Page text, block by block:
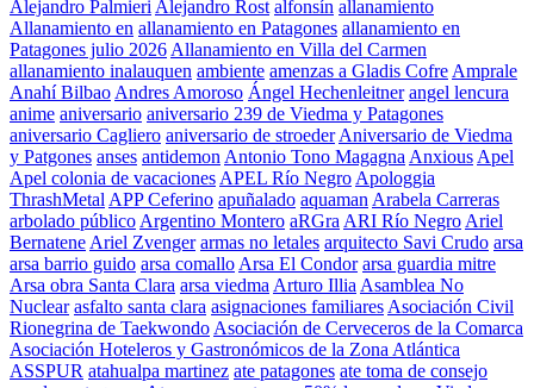
Alejandro Palmieri Alejandro Rost alfonsín allanamiento
Allanamiento en allanamiento en Patagones allanamiento en
Patagones julio 2026 Allanamiento en Villa del Carmen
allanamiento inalauquen ambiente amenzas a Gladis Cofre Amprale
Anahí Bilbao Andres Amoroso Ángel Hechenleitner angel lencura
anime aniversario aniversario 239 de Viedma y Patagones
aniversario Cagliero aniversario de stroeder Aniversario de Viedma
y Patgones anses antidemon Antonio Tono Magagna Anxious Apel
Apel colonia de vacaciones APEL Río Negro Apologgia
ThrashMetal APP Ceferino apuñalado aquaman Arabela Carreras
arbolado público Argentino Montero aRGra ARI Río Negro Ariel
Bernatene Ariel Zvenger armas no letales arquitecto Savi Crudo arsa
arsa barrio guido arsa comallo Arsa El Condor arsa guardia mitre
Arsa obra Santa Clara arsa viedma Arturo Illia Asamblea No
Nuclear asfalto santa clara asignaciones familiares Asociación Civil
Rionegrina de Taekwondo Asociación de Cerveceros de la Comarca
Asociación Hoteleros y Gastronómicos de la Zona Atlántica
ASSPUR atahualpa martinez ate patagones ate toma de consejo